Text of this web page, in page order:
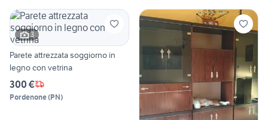
3
Parete attrezzata soggiorno in
legno con vetrina
300 €
Pordenone(PN)